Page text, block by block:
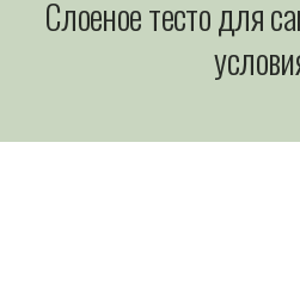
Слоеное тесто для